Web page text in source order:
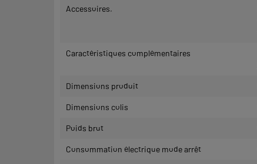
Accessoires.
Caractéristiques complémentaires
Dimensions produit
Dimensions colis
Poids brut
Consommation électrique mode arrêt